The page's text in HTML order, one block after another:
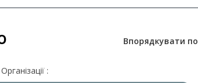
Впорядкувати по
Організації :